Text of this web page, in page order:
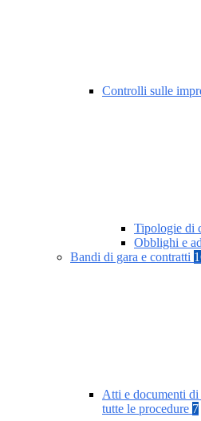
Controlli sulle
Tipologie di
Obblighi e
Bandi di gara e contratti
Atti e documenti di
tutte le procedure 7